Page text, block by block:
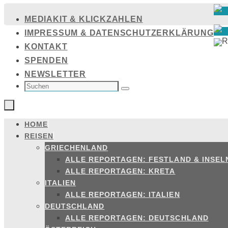
Inhalt
springen
MEDIAKIT & KLICKZAHLEN
IMPRESSUM & DATENSCHUTZERKLÄRUNG
KONTAKT
SPENDEN
NEWSLETTER
SUCHEN
NACH: Suchen
Zum
Inhalt
springen
HOME
REISEN
GRIECHENLAND
ALLE REPORTAGEN: FESTLAND &
ALLE REPORTAGEN: KRETA
ITALIEN
ALLE REPORTAGEN: ITALIEN
DEUTSCHLAND
ALLE REPORTAGEN: DEUTSCHLAND